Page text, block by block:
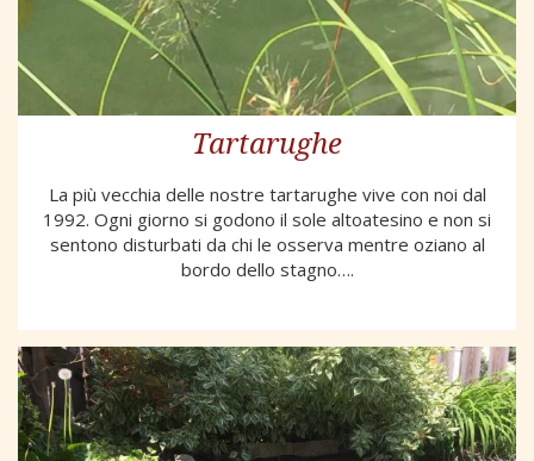
Tartarughe
La più vecchia delle nostre tartarughe vive con noi dal
1992. Ogni giorno si godono il sole altoatesino e non si
sentono disturbati da chi le osserva mentre oziano al
bordo dello stagno….